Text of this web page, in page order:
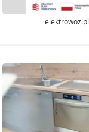
elektrowoz.pl